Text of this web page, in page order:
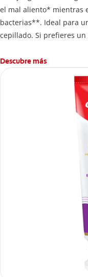
el mal aliento* mientras
bacterias**. Ideal para
cepillado. Si prefieres
Descubre más